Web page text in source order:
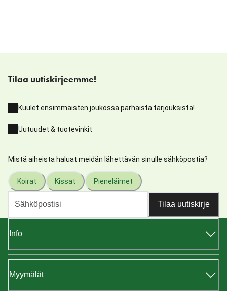
Tilaa uutiskirjeemme!
Kuulet ensimmäisten joukossa parhaista tarjouksista!
Uutuudet & tuotevinkit
Mistä aiheista haluat meidän lähettävän sinulle sähköpostia?
Koirat Kissat Pieneläimet
Tilaa uutiskirje
Info
Myymälät